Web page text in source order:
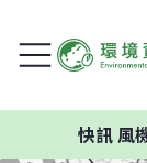
風機離